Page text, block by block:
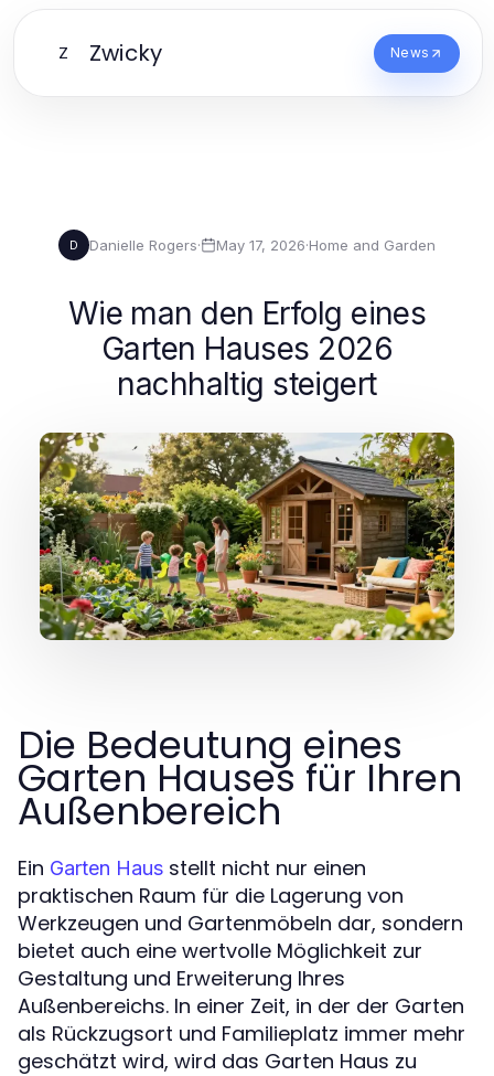
Z Zwicky News
D Danielle Rogers· May 17, 2026·Home and Garden
Wie man den Erfolg eines
Garten Hauses 2026
nachhaltig steigert
Die Bedeutung eines
Garten Hauses für Ihren
Außenbereich
Ein Garten Haus stellt nicht nur einen
praktischen Raum für die Lagerung von
Werkzeugen und Gartenmöbeln dar, sondern
bietet auch eine wertvolle Möglichkeit zur
Gestaltung und Erweiterung Ihres
Außenbereichs. In einer Zeit, in der der Garten
als Rückzugsort und Familieplatz immer mehr
geschätzt wird, wird das Garten Haus zu